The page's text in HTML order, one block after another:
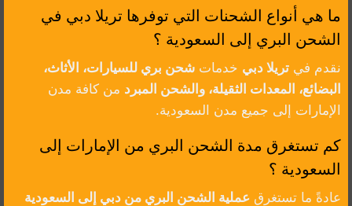
ما هي أنواع الشحنات التي توفرها تريلا دبي في
الشحن البري إلى السعودية ؟
نقدم في تريلا دبي خدمات شحن بري للسيارات، الأثاث،
البضائع، المعدات الثقيلة، والشحن المبرد من كافة مدن
الإمارات إلى جميع مدن السعودية.
كم تستغرق مدة الشحن البري من الإمارات إلى
السعودية ؟
عادةً ما تستغرق عملية الشحن البري من دبي إلى السعودية